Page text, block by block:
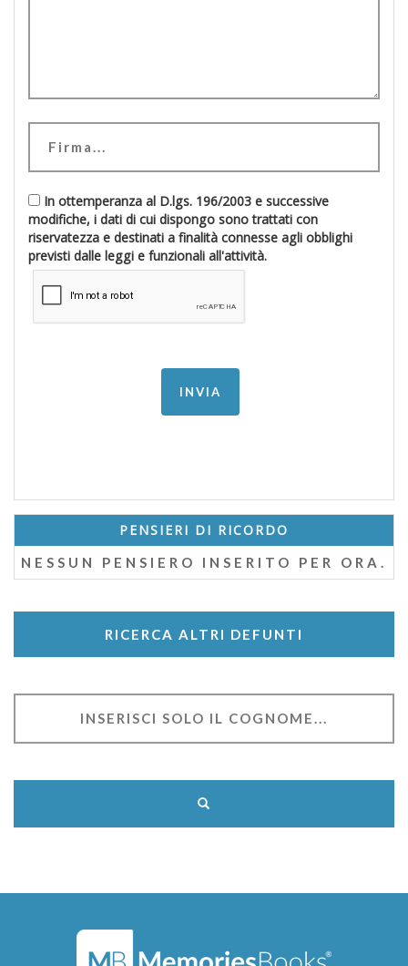
In ottemperanza al D.lgs. 196/2003 e successive
modifiche, i dati di cui dispongo sono trattati con
riservatezza e destinati a finalità connesse agli obblighi
previsti dalle leggi e funzionali all'attività.
PENSIERI DI RICORDO
NESSUN PENSIERO INSERITO PER ORA.
RICERCA ALTRI DEFUNTI